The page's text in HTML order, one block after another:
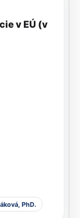
v EÚ (v
PhD.